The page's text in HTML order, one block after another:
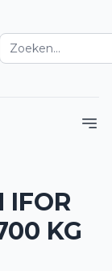
IFOR
KG